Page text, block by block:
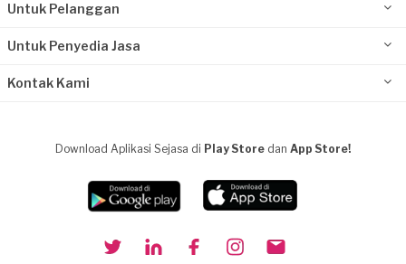
Untuk Pelanggan
Untuk Penyedia Jasa
Kontak Kami
Download Aplikasi Sejasa di Play Store dan App Store!